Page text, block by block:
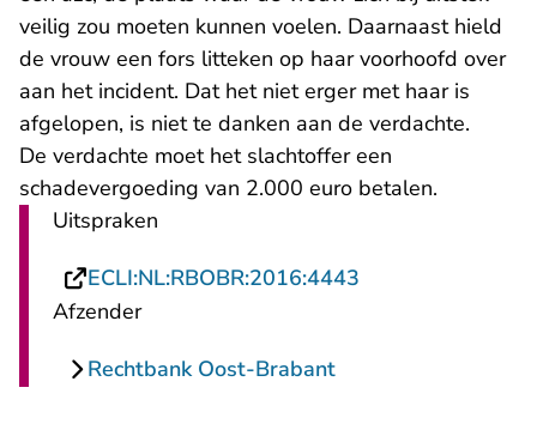
veilig zou moeten kunnen voelen. Daarnaast hield
de vrouw een fors litteken op haar voorhoofd over
aan het incident. Dat het niet erger met haar is
afgelopen, is niet te danken aan de verdachte.
De verdachte moet het slachtoffer een
schadevergoeding van 2.000 euro betalen.
Uitspraken
ECLI:NL:RBOBR:2016:4443
Afzender
Rechtbank Oost-Brabant